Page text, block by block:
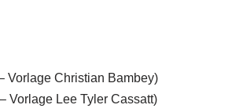
Vorlage Christian Bambey)
Vorlage Lee Tyler Cassatt)